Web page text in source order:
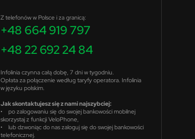
Z telefonów w Polsce i za granicą:
+48 664 919 797
+48 22 692 24 84
Infolinia czynna całą dobę, 7 dni w tygodniu.
Opłata za połączenie według taryfy operatora. Infolinia
w języku polskim.
Jak skontaktujesz się z nami najszybciej:
• po zalogowaniu się do swojej bankowości mobilnej
skorzystaj z funkcji VeloPhone,
• lub dzwoniąc do nas zaloguj się do swojej bankowości
telefonicznej.